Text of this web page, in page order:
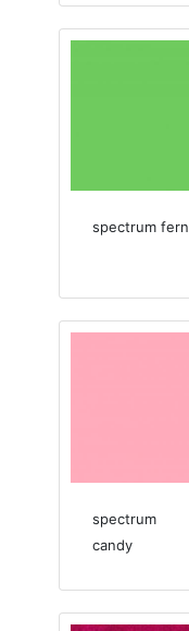
spectrum fern
spectrum
candy